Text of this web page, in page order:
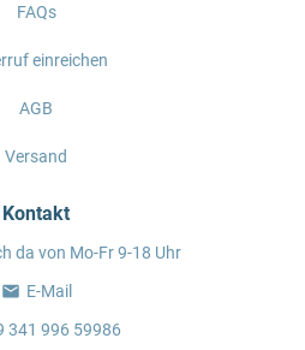
FAQs
einreichen
AGB
Versand
Kontakt
da von Mo-Fr 9-18 Uhr
E-Mail
341 996 59986